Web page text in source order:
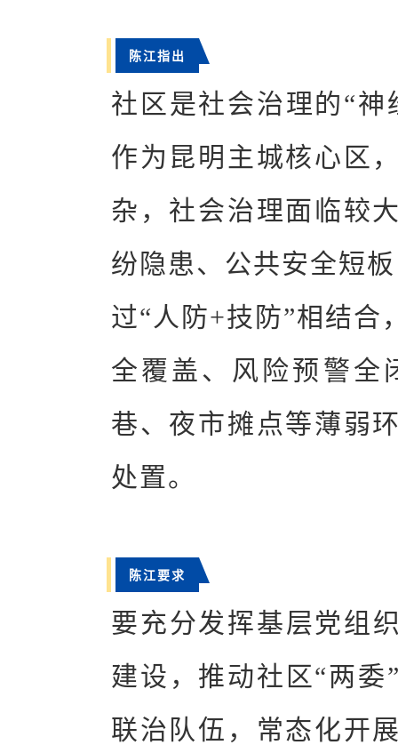
陈江指出
社区是社会治理的“
作为昆明主城核心区
杂，社会治理面临较
纷隐患、公共安全短
过“人防+技防”相结合
全覆盖、风险预警全
巷、夜市摊点等薄弱
处置。
陈江要求
要充分发挥基层党组
建设，推动社区“两
联治队伍，常态化开